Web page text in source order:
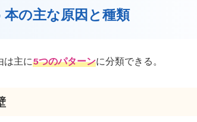
の主な原因と種類
は主に5つのパターンに分類できる。